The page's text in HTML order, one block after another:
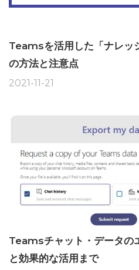
Teamsを活用した「ナレッ
の方法と注意点
2021-11-21
Teamsチャット・データの
と効果的な活用まで